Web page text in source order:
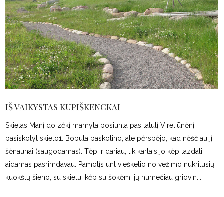
IŠ VAIKYSTAS KUPIŠKENCKAI
Skietas Manį do zėkį mamyta posiunta pas tatulį Vireliūnėnį
pasiskolyt skieto1. Bobuta paskolino, ale pėrspėjo, kad nėščiau jį
šėnaunai (saugodamas). Tėp ir dariau, tik kartais jo kėp lazdali
aidamas pasrimdavau. Pamotįs unt vieškelio no vežimo nukritusių
kuokštų šieno, su skietu, kėp su šokėm, jų numečiau griovin.